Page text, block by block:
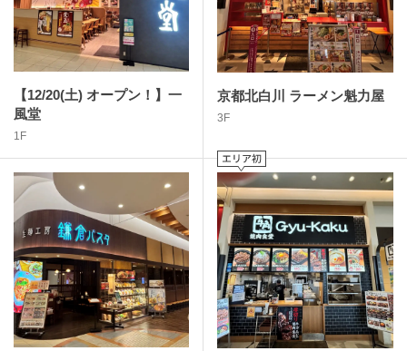
【12/20(土) オープン！】一
風堂
1F
京都北白川 ラーメン魁力屋
3F